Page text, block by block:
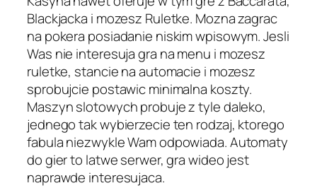
Blackjacka i mozesz Ruletke. Mozna zagrac
na pokera posiadanie niskim wpisowym. Jesli
Was nie interesuja gra na menu i mozesz
ruletke, stancie na automacie i mozesz
sprobujcie postawic minimalna koszty.
Maszyn slotowych probuje z tyle daleko,
jednego tak wybierzecie ten rodzaj, ktorego
fabula niezwykle Wam odpowiada. Automaty
do gier to latwe serwer, gra wideo jest
naprawde interesujaca.